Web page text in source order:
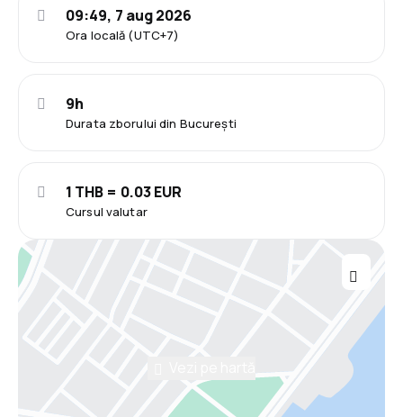
Ora locală (UTC+7)
09:49, 7 aug 2026
Durata zborului din București
9h
Cursul valutar
1 THB = 0.03 EUR